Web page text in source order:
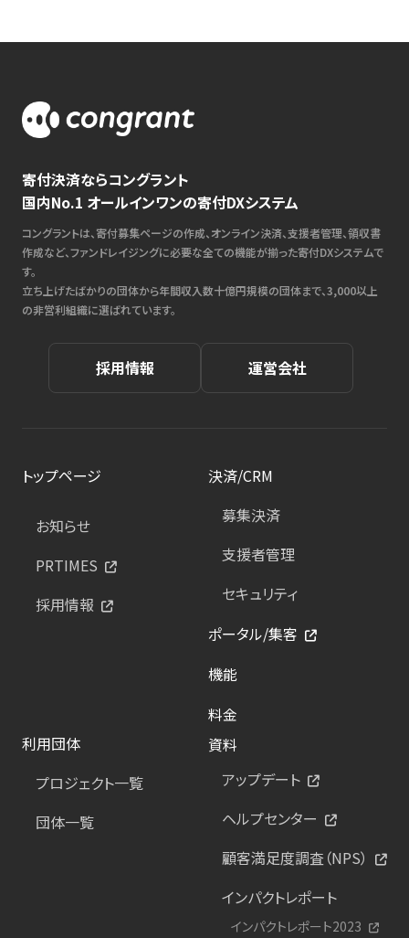
寄付決済ならコングラント
国内No.1 オールインワンの寄付DXシステム
コングラントは、寄付募集ページの作成、オンライン決済、支援者管理、領収書
作成など、ファンドレイジングに必要な全ての機能が揃った寄付DXシステムで
す。
立ち上げたばかりの団体から年間収入数十億円規模の団体まで、3,000以上
の非営利組織に選ばれています。
採用情報 運営会社
トップページ
お知らせ
PRTIMES
採用情報
決済/CRM
募集決済
支援者管理
セキュリティ
ポータル/集客
機能
料金
利用団体
プロジェクト一覧
団体一覧
資料
アップデート
ヘルプセンター
顧客満足度調査（NPS）
インパクトレポート
インパクトレポート2023